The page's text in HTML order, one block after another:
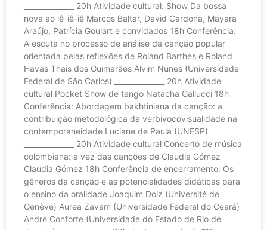
______________ 20h Atividade cultural: Show Da bossa
nova ao iê-iê-iê Marcos Baltar, David Cardona, Mayara
Araújo, Patrícia Goulart e convidados 18h Conferência:
A escuta no processo de análise da canção popular
orientada pelas reflexões de Roland Barthes e Roland
Havas Thais dos Guimarães Alvim Nunes (Universidade
Federal de São Carlos) ______________ 20h Atividade
cultural Pocket Show de tango Natacha Gallucci 18h
Conferência: Abordagem bakhtiniana da canção: a
contribuição metodológica da verbivocovisualidade na
contemporaneidade Luciane de Paula (UNESP)
______________ 20h Atividade cultural Concerto de música
colombiana: a vez das canções de Claudia Gómez
Claudia Gómez 18h Conferência de encerramento: Os
gêneros da canção e as potencialidades didáticas para
o ensino da oralidade Joaquim Dolz (Université de
Genève) Aurea Zavam (Universidade Federal do Ceará)
André Conforte (Universidade do Estado de Rio de